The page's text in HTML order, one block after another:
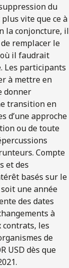
du
vite que ce à
la conjoncture, il
remplacer le
où il faudrait
Les participants
à mettre en
donner
transition en
d’une approche
ou de toute
Compte
et des
basés sur le
une année
des dates
à
contrats, les
de
USD dès que